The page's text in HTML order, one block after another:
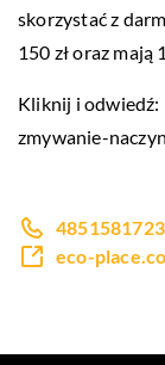
skorzystać z
150 zł oraz
Kliknij i odwiedź:
zmywanie-
eco-